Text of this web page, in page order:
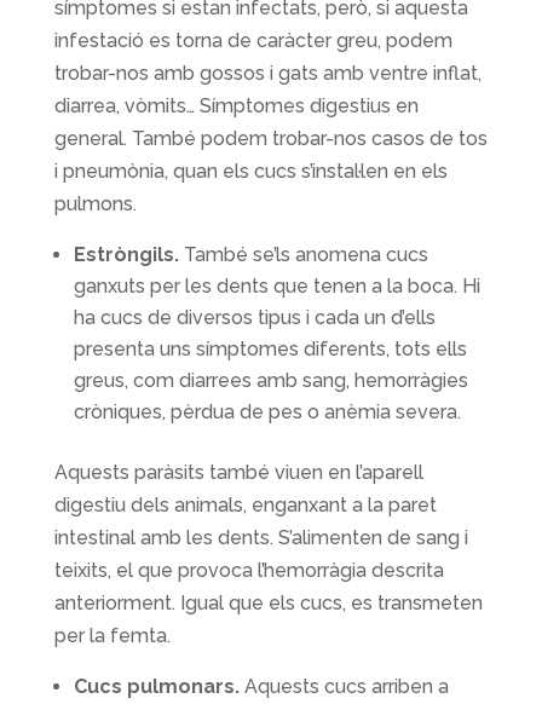
símptomes si estan infectats, però, si aquesta
infestació es torna de caràcter greu, podem
trobar-nos amb gossos i gats amb ventre inflat,
diarrea, vòmits… Símptomes digestius en
general. També podem trobar-nos casos de tos
i pneumònia, quan els cucs s’instal·len en els
pulmons.
Estròngils.També se’ls anomena cucs
ganxuts per les dents que tenen a la boca. Hi
ha cucs de diversos tipus i cada un d’ells
presenta uns símptomes diferents, tots ells
greus, com diarrees amb sang, hemorràgies
cròniques, pèrdua de pes o anèmia severa.
Aquests paràsits també viuen en l’aparell
digestiu dels animals, enganxant a la paret
intestinal amb les dents. S’alimenten de sang i
teixits, el que provoca l’hemorràgia descrita
anteriorment. Igual que els cucs, es transmeten
per la femta.
Cucs pulmonars. Aquests cucs arriben a